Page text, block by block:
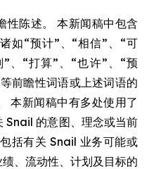
性陈述。 本新闻稿中包含
如“预计”、“相信”、“可
、“打算”、“也许”、“预
前瞻性词语或上述词语的
本新闻稿中有多处使用了
Snail 的意图、理念或当前
括有关 Snail 业务可能或
、流动性、计划及目标的